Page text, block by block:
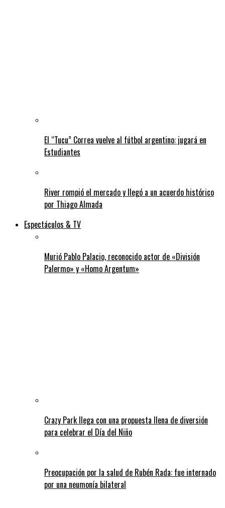
El “Tucu” Correa vuelve al fútbol argentino: jugará en
Estudiantes
River rompió el mercado y llegó a un acuerdo histórico
por Thiago Almada
Espectáculos & TV
Murió Pablo Palacio, reconocido actor de «División
Palermo» y «Homo Argentum»
Crazy Park llega con una propuesta llena de diversión
para celebrar el Día del Niño
Preocupación por la salud de Rubén Rada: fue internado
por una neumonía bilateral